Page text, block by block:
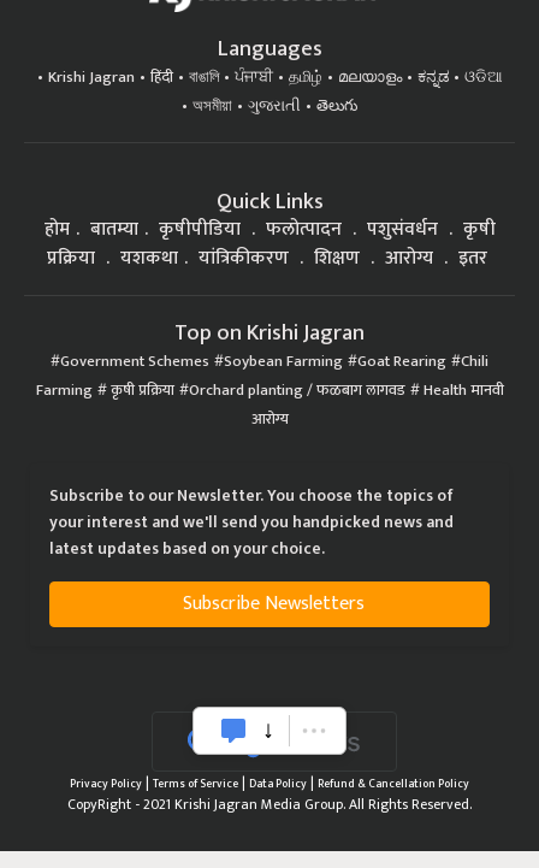
Languages
Krishi Jagran हिंदी বাঙালি ਪੰਜਾਬੀ தமிழ் മലയാളം ಕನ್ನಡ
ଓଡିଆ
অসমীয়া
ગુજરાતી తెలుగు
Quick Links
होम बातम्या कृषीपीडिया फलोत्पादन पशुसंवर्धन
कृषी
प्रक्रिया
यशकथा यांत्रिकीकरण शिक्षण आरोग्य इतर
Top on Krishi Jagran
Government Schemes Soybean Farming Goat Rearing Chili
Farming कृषी प्रक्रिया Orchard planting / फळबाग लागवड Health मानवी
आरोग्य
Subscribe to our Newsletter. You choose the topics of
your interest and we'll send you handpicked news and
latest updates based on your choice.
Subscribe Newsletters
Privacy Policy| Terms of Service| Data Policy| Refund & Cancellation Policy
CopyRight - 2021 Krishi Jagran Media Group. All Rights Reserved.